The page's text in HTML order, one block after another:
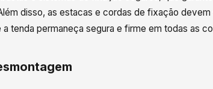
disso, as estacas e cordas de fixação devem
a tenda permaneça segura e firme em todas as